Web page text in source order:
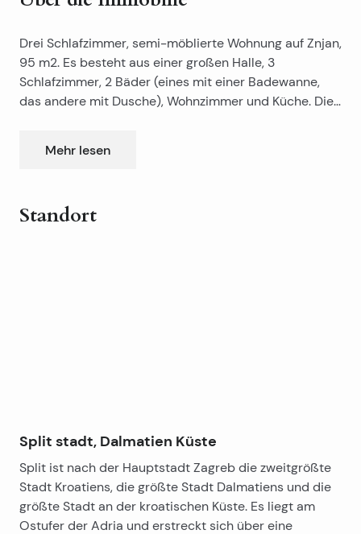
Drei Schlafzimmer, semi-möblierte Wohnung auf Znjan,
95 m2. Es besteht aus einer großen Halle, 3
Schlafzimmer, 2 Bäder (eines mit einer Badewanne,
das andere mit Dusche), Wohnzimmer und Küche. Die
Wohnzimmer und Schlafzimmer). Schöne Wohnung in
Mehr lesen
Standort
Split stadt, Dalmatien Küste
Split ist nach der Hauptstadt Zagreb die zweitgrößte
Stadt Kroatiens, die größte Stadt Dalmatiens und die
größte Stadt an der kroatischen Küste. Es liegt am
Ostufer der Adria und erstreckt sich über eine